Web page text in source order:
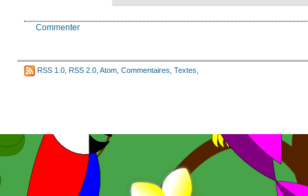
Commenter
RSS 1.0 RSS 2.0 Atom Commentaires Textes